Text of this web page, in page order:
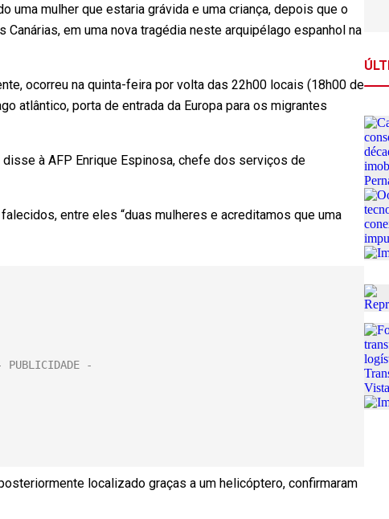
uma mulher que estaria grávida e uma criança, depois que o
em uma nova tragédia neste arquipélago espanhol na
ocorreu na quinta-feira por volta das 22h00 locais (18h00 de
atlântico, porta de entrada da Europa para os migrantes
à AFP Enrique Espinosa, chefe dos serviços de
entre eles “duas mulheres e acreditamos que uma
localizado graças a um helicóptero, confirmaram